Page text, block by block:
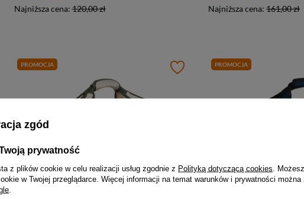
Najniższa cena:120,00 zł Najniższa cena: 161,00 zł
PROMOCJA PROMOCJA
zgód
prywatność
z plików cookie w celu realizacji usług zgodnie z Polityką dotyczącą cookies .
w Twojej przeglądarce. Więcej informacji na temat warunków i prywatności